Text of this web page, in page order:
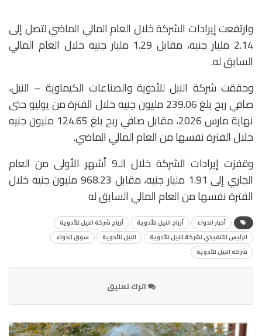
وارتفعت إيرادات الشركة خلال العام المالي الماضي لتصل إلى
2.14 مليار جنيه، مقابل 1.29 مليار جنيه خلال العام المالي
السابق له.
وحققت شركة النيل للأدوية والصناعات الكيماوية – النيل،
صافي ربح بلغ 239.06 مليون جنيه خلال الفترة من يوليو حتى
نهاية مارس 2026، مقابل صافي ربح بلغ 124.65 مليون جنيه
خلال الفترة نفسها من العام المالي الماضي.
وقفزت إيرادات الشركة خلال الـ9 أشهر الأولى من العام
الجاري إلى 1.91 مليار جنيه، مقابل 968.23 مليون جنيه خلال
الفترة نفسها من العام المالي السابق له
أخبار الدواء أرباح النيل للأدوية
أرباح شركة النيل للأدوية
الرئيس التنفيذي لشركة النيل للأدوية
النيل للأدوية
سوق الدواء
شركة النيل للأدوية
اترك تعليق